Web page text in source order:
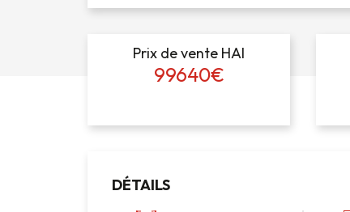
Prix de vente HAI
99640€
DÉTAILS